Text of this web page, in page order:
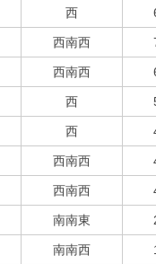
西
西南西
西南西
西
西
西南西
西南西
南南東
南南西